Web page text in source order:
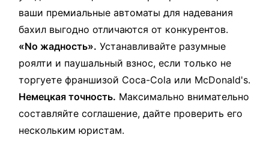
ваши премиальные автоматы для надевания
бахил выгодно отличаются от конкурентов.
«No жадность». Устанавливайте разумные
роялти и паушальный взнос, если только не
торгуете франшизой Coca-Cola или McDonald's.
Немецкая точность. Максимально внимательно
составляйте соглашение, дайте проверить его
нескольким юристам.